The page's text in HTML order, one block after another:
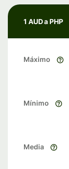
1 AUD a PHP
Máximo
Mínimo
Media